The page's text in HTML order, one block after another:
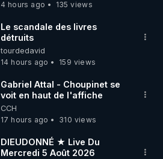
4 hours ago
135 views
Le scandale des livres
détruits
tourdedavid
14 hours ago
159 views
Gabriel Attal - Choupinet se
voit en haut de l'affiche
CCH
17 hours ago
310 views
DIEUDONNÉ ★ Live Du
Mercredi 5 Août 2026